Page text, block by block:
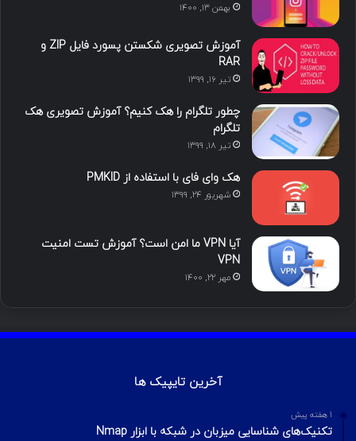
بهمن ۱۳, ۱۴۰۰
آموزش تصویری شکستن پسورد فایل ZIP و
RAR
تیر ۱۶, ۱۳۹۹
چطور تلگرام را هک کنیم؟ آموزش تصویری هک
تلگرام
تیر ۱۸, ۱۳۹۹
هک وای فای با استفاده از PMKID
شهریور ۲۴, ۱۳۹۹
آیا VPN ما امن است؟ آموزش تست امنیت
VPN
مهر ۲۲, ۱۴۰۰
آخرین تایپیک ها
1 هفته پیش
تکنیک‌های شناسایی میزبان در شبکه با ابزار Nmap